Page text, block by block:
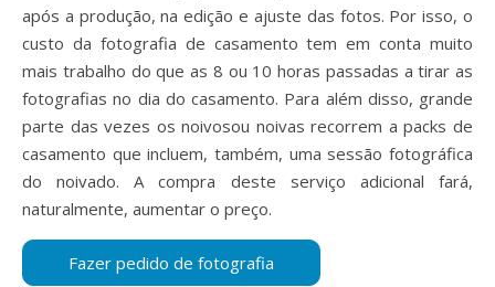
após a produção, na edição e ajuste das fotos. Por isso, o
custo da fotografia de casamento tem em conta muito
mais trabalho do que as 8 ou 10 horas passadas a tirar as
fotografias no dia do casamento. Para além disso, grande
parte das vezes os noivosou noivas recorrem a packs de
casamento que incluem, também, uma sessão fotográfica
do noivado. A compra deste serviço adicional fará,
naturalmente, aumentar o preço.